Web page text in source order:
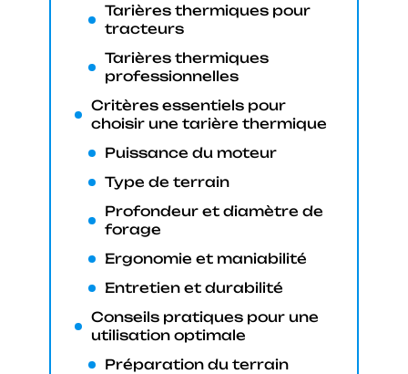
Tarières thermiques pour
tracteurs
Tarières thermiques
professionnelles
Critères essentiels pour
choisir une tarière thermique
Puissance du moteur
Type de terrain
Profondeur et diamètre de
forage
Ergonomie et maniabilité
Entretien et durabilité
Conseils pratiques pour une
utilisation optimale
Préparation du terrain